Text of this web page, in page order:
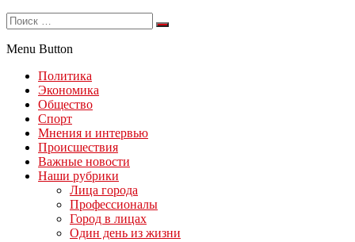
Menu Button
Политика
Экономика
Общество
Спорт
Мнения и интервью
Происшествия
Важные новости
Наши рубрики
Лица города
Профессионалы
Город в лицах
Один день из жизни